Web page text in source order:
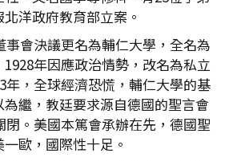
洋政府教育部立案。
事會決議更名為輔仁大學，全名為
年因應政治情勢，改名為私立
年，全球經濟恐慌，輔仁大學的基
繼，教廷要求源自德國的聖言會
閉。美國本篤會承辦在先，德國聖
歐，國際性十足。